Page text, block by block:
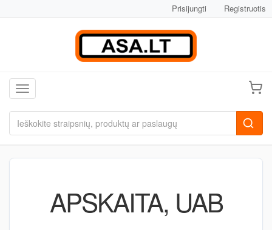
Prisijungti Registruotis
Toggle navigation
APSKAITA, UAB